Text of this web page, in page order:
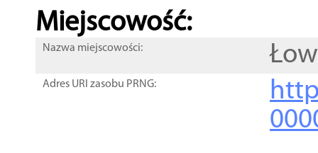
Miejscowość:
Nazwa miejscowości:
Adres URI zasobu PRNG: